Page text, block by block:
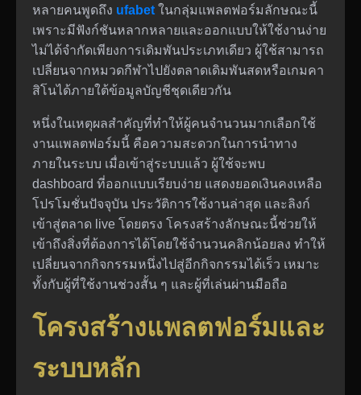
หลายคนพูดถึง ufabet ในกลุ่มแพลตฟอร์มลักษณะนี้
เพราะมีฟังก์ชันหลากหลายและออกแบบให้ใช้งานง่าย
ไม่ได้จำกัดเพียงการเดิมพันประเภทเดียว ผู้ใช้สามารถ
เปลี่ยนจากหมวดกีฬาไปยังตลาดเดิมพันสดหรือเกมคา
สิโนได้ภายใต้ข้อมูลบัญชีชุดเดียวกัน
หนึ่งในเหตุผลสำคัญที่ทำให้ผู้คนจำนวนมากเลือกใช้
งานแพลตฟอร์มนี้ คือความสะดวกในการนำทาง
ภายในระบบ เมื่อเข้าสู่ระบบแล้ว ผู้ใช้จะพบ
dashboard ที่ออกแบบเรียบง่าย แสดงยอดเงินคงเหลือ
โปรโมชั่นปัจจุบัน ประวัติการใช้งานล่าสุด และลิงก์
เข้าสู่ตลาด live โดยตรง โครงสร้างลักษณะนี้ช่วยให้
เข้าถึงสิ่งที่ต้องการได้โดยใช้จำนวนคลิกน้อยลง ทำให้
เปลี่ยนจากกิจกรรมหนึ่งไปสู่อีกกิจกรรมได้เร็ว เหมาะ
ทั้งกับผู้ที่ใช้งานช่วงสั้น ๆ และผู้ที่เล่นผ่านมือถือ
โครงสร้างแพลตฟอร์มและ
ระบบหลัก